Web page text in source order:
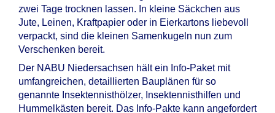
zwei Tage trocknen lassen. In kleine Säckchen aus
Jute, Leinen, Kraftpapier oder in Eierkartons liebevoll
verpackt, sind die kleinen Samenkugeln nun zum
Verschenken bereit.
Der NABU Niedersachsen hält ein Info-Paket mit
umfangreichen, detaillierten Bauplänen für so
genannte Insektennisthölzer, Insektennisthilfen und
Hummelkästen bereit. Das Info-Pakte kann angefordert